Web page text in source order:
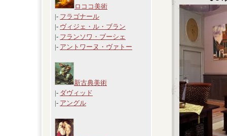
ロココ美術
|- フラゴナール
|- ヴィジェ・ル・ブラン
|- フランソワ・ブーシェ
|- アントワーヌ・ヴァトー
新古典美術
|- ダヴィッド
|- アングル